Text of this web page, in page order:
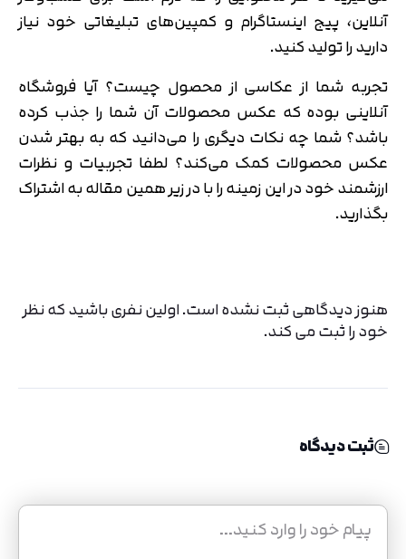
آنلاین، پیج اینستاگرام و کمپین‌های تبلیغاتی خود نیاز
دارید را تولید کنید.
تجربه شما از عکاسی از محصول چیست؟ آیا فروشگاه
آنلاینی بوده که عکس محصولات آن شما را جذب کرده
باشد؟ شما چه نکات دیگری را می‌دانید که به بهتر شدن
عکس محصولات کمک می‌کند؟ لطفا تجربیات و نظرات
ارزشمند خود در این زمینه را با در زیر همین مقاله به اشتراک
بگذارید.
هنوز دیدگاهی ثبت نشده است. اولین نفری باشید که نظر
خود را ثبت می کند.
ثبت دیدگاه